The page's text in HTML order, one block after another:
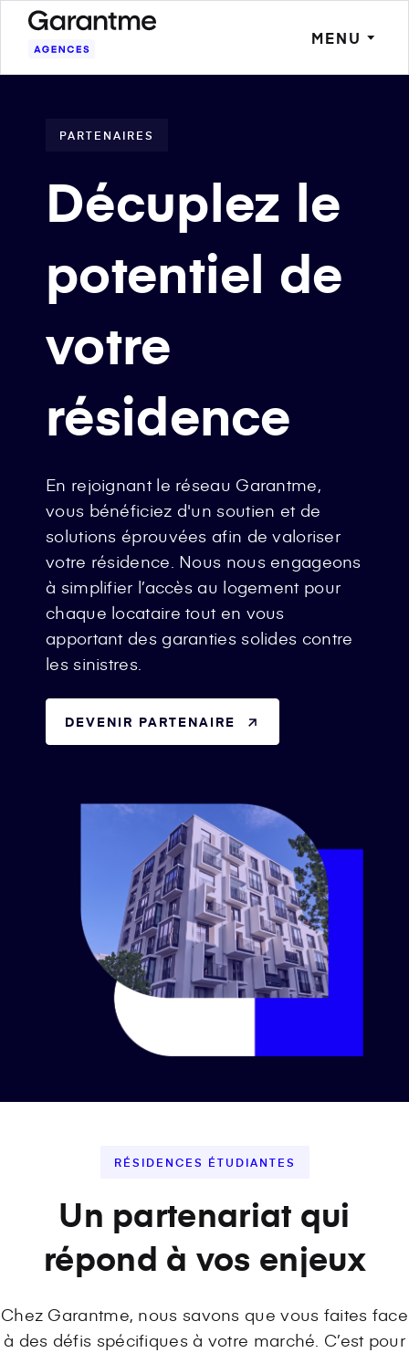
MENU
PARTENAIRES
Décuplez le
potentiel de
votre
résidence
En rejoignant le réseau Garantme,
vous bénéficiez d'un soutien et de
solutions éprouvées afin de valoriser
votre résidence. Nous nous engageons
à simplifier l’accès au logement pour
chaque locataire tout en vous
apportant des garanties solides contre
les sinistres.
DEVENIR PARTENAIRE
RÉSIDENCES ÉTUDIANTES
Un partenariat qui
répond à vos enjeux
Chez Garantme, nous savons que vous faites face
à des défis spécifiques à votre marché. C’est pour